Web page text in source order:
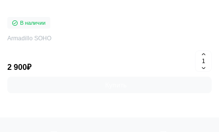
В наличии
Armadillo SOHO
2 900₽